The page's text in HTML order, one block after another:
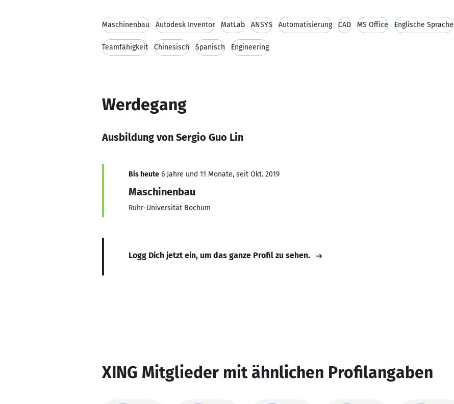
Maschinenbau Autodesk Inventor MatLab ANSYS Automatisierung CAD MS Office Englische Sprache
Teamfähigkeit Chinesisch Spanisch Engineering
Werdegang
Ausbildung von Sergio Guo Lin
Bis heute 6 Jahre und 11 Monate, seit Okt. 2019
Maschinenbau
Ruhr-Universität Bochum
Logg Dich jetzt ein, um das ganze Profil zu sehen.
XING Mitglieder mit ähnlichen Profilangaben